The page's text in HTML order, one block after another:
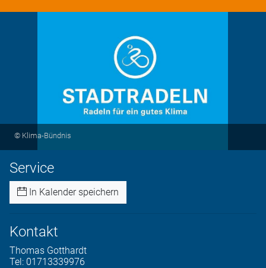
© Klima-Bündnis
Service
In Kalender speichern
Kontakt
Thomas Gotthardt
Tel: 01713339976